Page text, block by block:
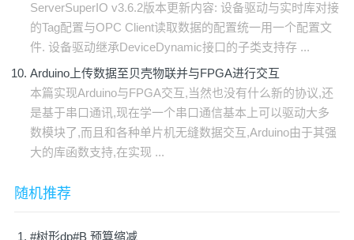
ServerSuperIO v3.6.2版本更新内容: 设备驱动与实时库对接
的Tag配置与OPC Client读取数据的配置统一用一个配置文
件. 设备驱动继承DeviceDynamic接口的子类支持存 ...
Arduino上传数据至贝壳物联并与FPGA进行交互
本篇实现Arduino与FPGA交互,当然也没有什么新的协议,还
是基于串口通讯,现在学一个串口通信基本上可以驱动大多
数模块了,而且和各种单片机无缝数据交互,Arduino由于其强
大的库函数支持,在实现 ...
随机推荐
#树形dp#B 预算缩减